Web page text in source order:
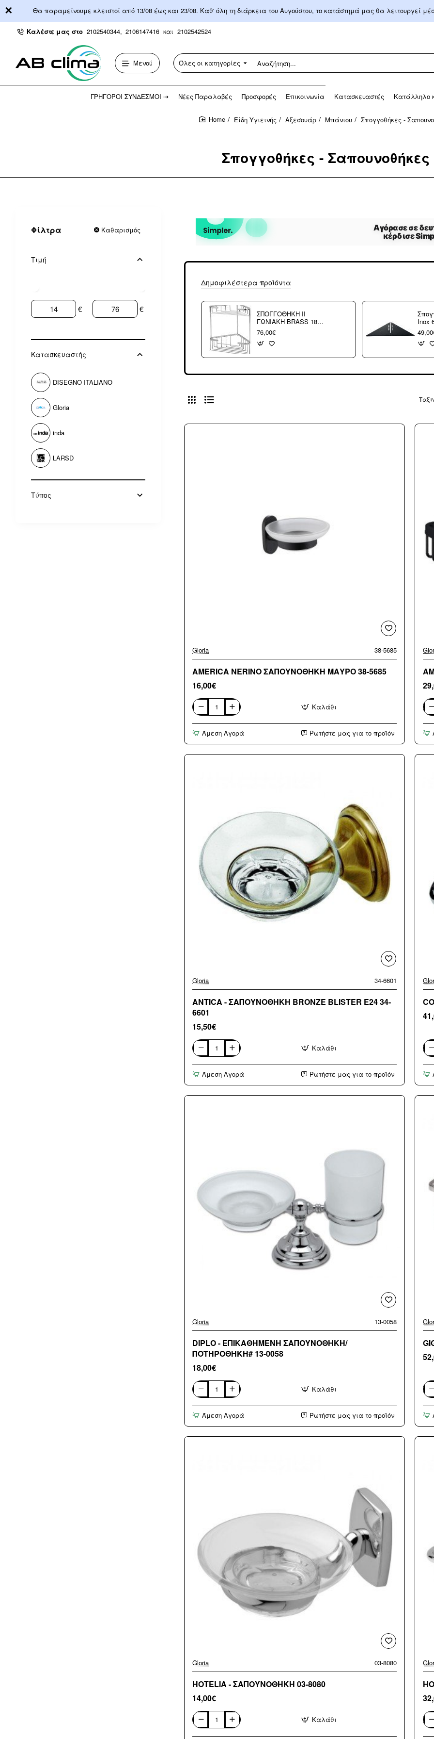
Θα παραμείνουμε κλειστοί από 13/08 έως και 23/08. Καθ' όλη τη διάρκεια του Αυγούστου, το κατάστημά μας θα λειτουργεί
Καλέστε μας στο 2102540344, 2106147416 και 2102542524
Μενού Όλες οι κατηγορίες
Αναζήτηση...
ΓΡΉΓΟΡΟΙ ΣΎΝΔΕΣΜΟΙ ⇢ Νέες Παραλαβές Προσφορές Επικοινωνία Κατασκευαστές Κατάλληλο
Σπογγοθήκες - Σαπουνοθήκες
Είδη Υγιεινής Αξεσουάρ Μπάνιου Σπογγοθήκες -
Φίλτρα Καθαρισμός
Τιμή
€ €
Κατασκευαστής
DISEGNO ITALIANO
Gloria
inda
LARSD
Τύπος
Δημοφιλέστερα προϊόντα
ΣΠΟΓΓΟΘΗΚΗ ΙΙ
ΓΩΝΙΑΚΗ BRASS 18-
0205
76,00€
Inox
Gloria 38-5685
AMERICA NERINO ΣΑΠΟΥΝΟΘΗΚΗ ΜΑΥΡΟ 38-5685
16,00€
AMERICA
NERINO
ΣΑΠΟΥΝΟΘΗΚΗ
ΜΑΥΡΟ
Καλάθι
Άμεση Αγορά Ρωτήστε μας για το προϊόν
Gloria 34-6601
ANTICA - ΣΑΠΟΥΝΟΘΗΚΗ BRONZE BLISTER Ε24 34-
6601
15,50€
ANTICA
ΣΑΠΟΥΝΟΘΗΚΗ
BRONZE
34-
Καλάθι
Άμεση Αγορά Ρωτήστε μας για το προϊόν
-
Gloria 13-0058
DIPLO - ΕΠΙΚΑΘΗΜΕΝΗ ΣΑΠΟΥΝΟΘΗΚΗ/
ΠΟΤΗΡΟΘΗΚΗ# 13-0058
18,00€
DIPLO
ΕΠΙΚΑΘΗΜΕΝΗ
ΣΑΠΟΥΝΟΘΗΚΗ/
0058
Καλάθι
Άμεση Αγορά Ρωτήστε μας για το προϊόν
214
Gloria 03-8080
HOTELIA - ΣΑΠΟΥΝΟΘΗΚΗ 03-8080
14,00€
HOTELIA
Καλάθι